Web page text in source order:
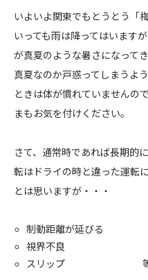
いよいよ関東でもとうとう「
いっても雨は降ってはいます
が真夏のような暑さになって
真夏なのか戸惑ってしまうよ
ときは体が慣れていませんの
まもお気を付けください。
さて、通常時であれば長期的
転はドライの時と違った運転
とは思いますが・・・
制動距離が延びる
視界不良
スリップ